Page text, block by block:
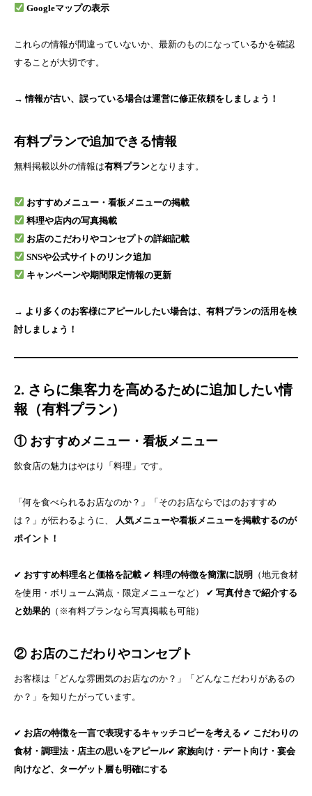
Googleマップの表示
これらの情報が間違っていないか、最新のものになっているかを確認
することが大切です。
→ 情報が古い、誤っている場合は運営に修正依頼をしましょう！
有料プランで追加できる情報
無料掲載以外の情報は有料プランとなります。
おすすめメニュー・看板メニューの掲載
料理や店内の写真掲載
お店のこだわりやコンセプトの詳細記載
SNSや公式サイトのリンク追加
キャンペーンや期間限定情報の更新
→ より多くのお客様にアピールしたい場合は、有料プランの活用を検
討しましょう！
2. さらに集客力を高めるために追加したい情
報（有料プラン）
① おすすめメニュー・看板メニュー
飲食店の魅力はやはり「料理」です。
「何を食べられるお店なのか？」「そのお店ならではのおすすめ
は？」が伝わるように、 人気メニューや看板メニューを掲載するのが
ポイント！
✔ おすすめ料理名と価格を記載 ✔ 料理の特徴を簡潔に説明
（地元食材
を使用・ボリューム満点・限定メニューなど） ✔ 写真付きで紹介する
と効果的 （※有料プランなら写真掲載も可能）
② お店のこだわりやコンセプト
お客様は「どんな雰囲気のお店なのか？」「どんなこだわりがあるの
か？」を知りたがっています。
✔ お店の特徴を一言で表現するキャッチコピーを考える ✔ こだわりの
食材・調理法・店主の思いをアピール✔ 家族向け・デート向け・宴会
向けなど、ターゲット層も明確にする